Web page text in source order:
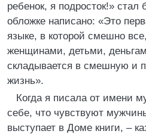
ребенок, я подросток!»
обложке написано: «Это
языке, в которой смешно
женщинами, детьми,
складывается в смешную и
жизнь».
Когда я писала от имени
себе, что чувствуют
выступает в Доме книги, –